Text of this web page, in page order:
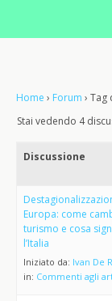
Home › Forum › Tag
Stai vedendo 4
Discussione
Europa: come
turismo e cosa
l’Italia
Iniziato da: Ivan De
in: Commenti agli